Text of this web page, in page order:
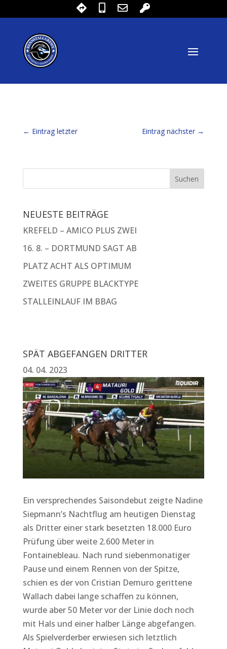
← Eintrag letzter Eintrag nächster →
NEUESTE BEITRÄGE
KREFELD – AMICO PLUS ZWEI
16. 8. – DORTMUND SAGT AB
PLATZ ACHT ALS OPTIMUM
ZWEITES GRUPPE BLACKTYPE
STALLEINLAUF IM BBAG
SPÄT ABGEFANGEN DRITTER
04. 04. 2023
Ein versprechendes Saisondebut zeigte Nadine
Siepmann’s Nachtflug am heutigen Dienstag
als Dritter einer stark besetzten 18.000 Euro
Prüfung über weite 2.600 Meter in
Fontainebleau. Nach rund siebenmonatiger
Pause und einem Rennen von der Spitze,
schien es der von Cristian Demuro gerittene
Wallach dabei lange schaffen zu können,
wurde aber 50 Meter vor der Linie doch noch
mit Hals und einer halber Länge abgefangen.
Als Spielverderber erwiesen sich letztlich